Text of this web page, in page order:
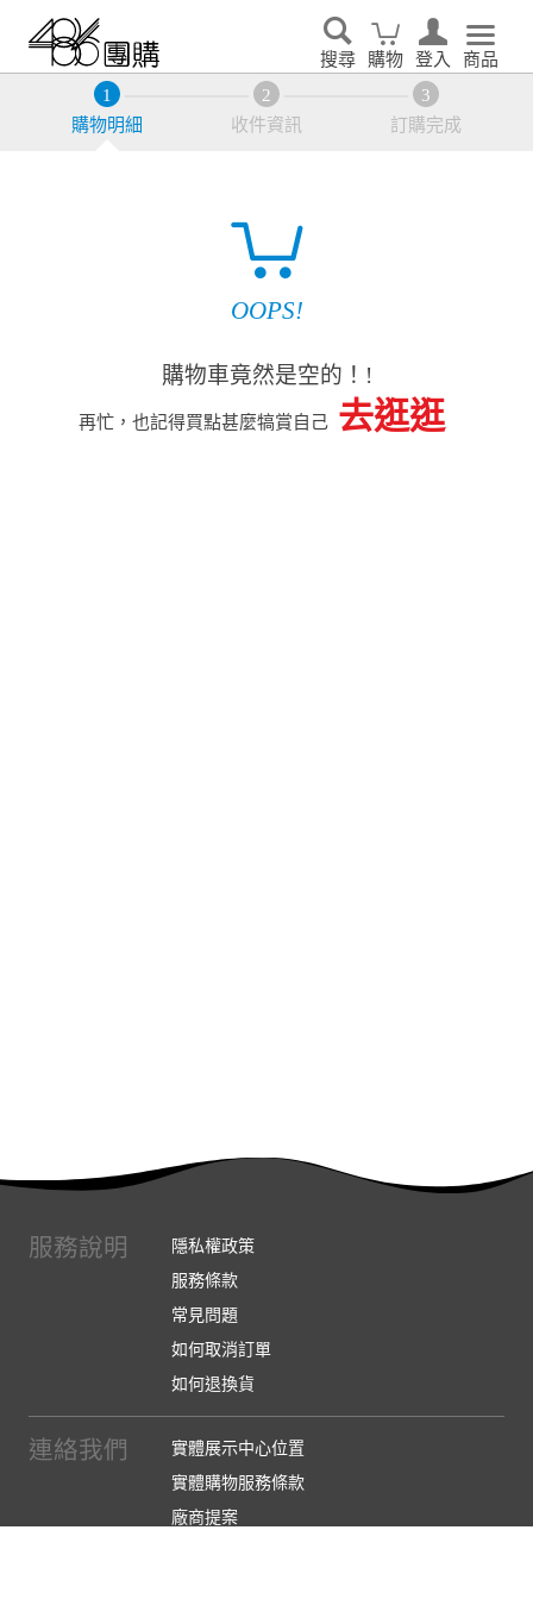
搜尋 購物 登入 商品
購物明細 收件資訊 訂購完成
OOPS!
購物車竟然是空的！!
再忙，也記得買點甚麼犒賞自己 去逛逛
服務說明
隱私權政策
服務條款
常見問題
如何取消訂單
如何退換貨
連絡我們
實體展示中心位置
實體購物服務條款
廠商提案